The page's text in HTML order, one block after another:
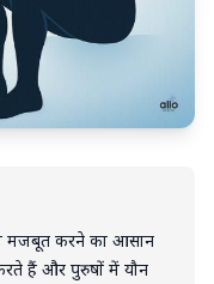
मजबूत करने का आसान
हैं और पुरुषों में यौन